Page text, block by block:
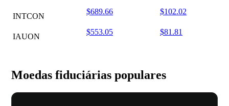
INTCON
$689.66 $102.02
IAUON
$553.05 $81.81
Moedas fiduciárias populares